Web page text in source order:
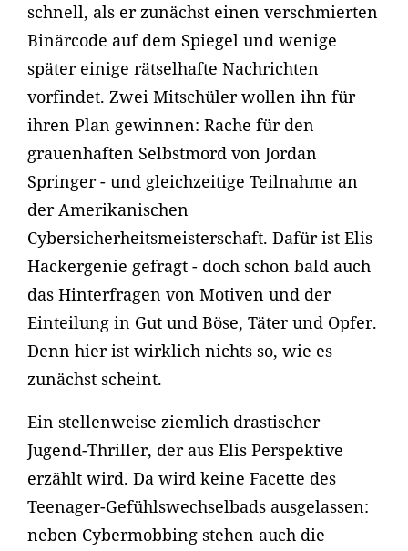
schnell, als er zunächst einen verschmierten
Binärcode auf dem Spiegel und wenige
später einige rätselhafte Nachrichten
vorfindet. Zwei Mitschüler wollen ihn für
ihren Plan gewinnen: Rache für den
grauenhaften Selbstmord von Jordan
Springer - und gleichzeitige Teilnahme an
der Amerikanischen
Cybersicherheitsmeisterschaft. Dafür ist Elis
Hackergenie gefragt - doch schon bald auch
das Hinterfragen von Motiven und der
Einteilung in Gut und Böse, Täter und Opfer.
Denn hier ist wirklich nichts so, wie es
zunächst scheint.
Ein stellenweise ziemlich drastischer
Jugend-Thriller, der aus Elis Perspektive
erzählt wird. Da wird keine Facette des
Teenager-Gefühlswechselbads ausgelassen:
neben Cybermobbing stehen auch die